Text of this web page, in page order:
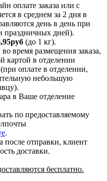
оплате заказа или с
в среднем за 2 дня в
день в день при
праздничных дней).
руб (до 1 кг).
время размещения заказа,
картой в отделении
оплате в отделении,
небольшую
в Ваше отделение
по предоставляемому
.
после отправки, клиент
доставки.
бесплатно.